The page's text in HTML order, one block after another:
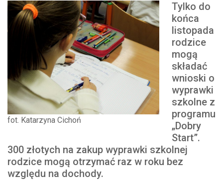
fot. Katarzyna Cichoń
Tylko do
końca
listopada
rodzice
mogą
składać
wnioski o
wyprawki
szkolne z
programu
„Dobry
Start”.
300 złotych na zakup wyprawki szkolnej
rodzice mogą otrzymać raz w roku bez
względu na dochody.